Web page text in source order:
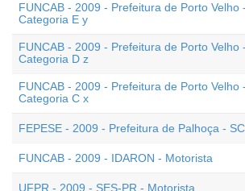
FUNCAB - 2009 - Prefeitura de Porto Velho
Categoria E y
FUNCAB - 2009 - Prefeitura de Porto Velho
Categoria D z
FUNCAB - 2009 - Prefeitura de Porto Velho
Categoria C x
FEPESE - 2009 - Prefeitura de Palhoça -
FUNCAB - 2009 - IDARON - Motorista
UFPR - 2009 - SES-PR - Motorista